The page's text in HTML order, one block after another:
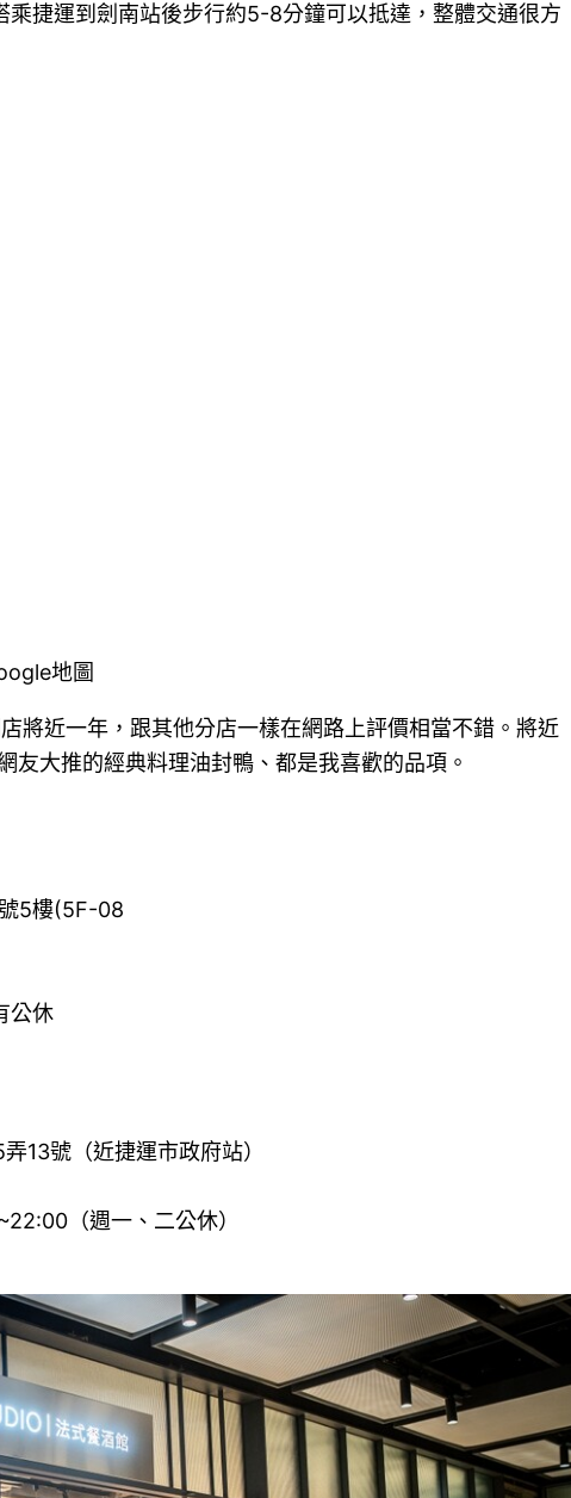
捷運到劍南站後步行約5-8分鐘可以抵達，整體交通很方
地圖
將近一年，跟其他分店一樣在網路上評價相當不錯。將近
大推的經典料理油封鴨、都是我喜歡的品項。
5樓(5F-08
公休
13號（近捷運市政府站）
（週一、二公休）